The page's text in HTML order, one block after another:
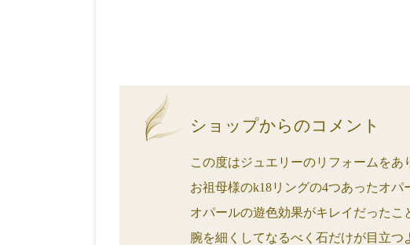
ショップからのコメント
この度はジュエリーのリフォームをあ
お祖母様のk18リングの4つあったオパ
オパールの遊色効果がキレイだったこ
腕を細くしてなるべく石だけが目立つ